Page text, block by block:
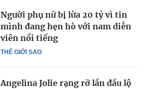
THẾ GIỚI SAO
Người phụ nữ bị lừa 20 tỷ vì tin
mình đang hẹn hò với nam diễn
viên nổi tiếng
Angelina Jolie rạng rỡ lần đầu lộ